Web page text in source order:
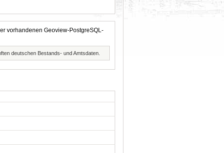
vorhandenen Geoview-PostgreSQL-
deutschen Bestands- und Amtsdaten.